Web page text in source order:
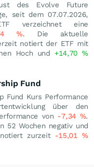
des Evolve Future
seit dem 07.07.2026,
verzeichnet eine
%. Die aktuelle
notiert der ETF mit
Hoch und +14,70%
Fund
Fund Kurs Performance
über den
von -7,34 %.
52 Wochen negativ und
zurzeit -15,01%